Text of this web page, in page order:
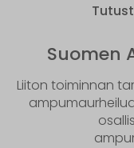
Suomen
Liiton toiminnan